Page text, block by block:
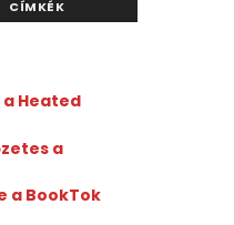
CÍMKÉK
Heated
a
a BookTok